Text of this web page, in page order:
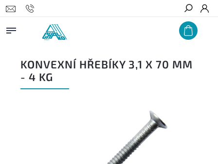
Hledat
KONVEXNÍ HŘEBÍKY 3,1 X 70 MM
- 4 KG